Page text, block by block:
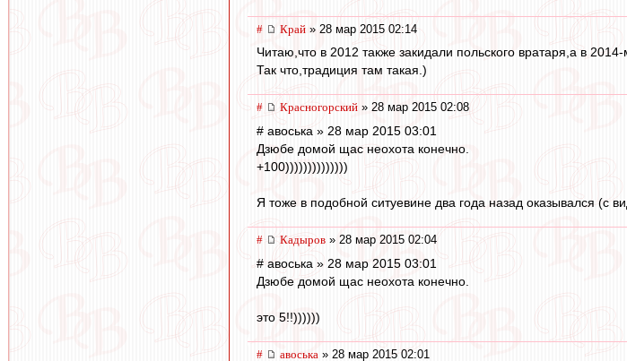
# Край » 28 мар 2015 02:14
Читаю,что в 2012 также закидали польского вратаря,а в 2014-
Так что,традиция там такая.)
# Красногорский » 28 мар 2015 02:08
# авоська » 28 мар 2015 03:01
Дзюбе домой щас неохота конечно.
+100))))))))))))))
Я тоже в подобной ситуевине два года назад оказывался (с
# Кадыров » 28 мар 2015 02:04
# авоська » 28 мар 2015 03:01
Дзюбе домой щас неохота конечно.
это 5!!))))))
# авоська » 28 мар 2015 02:01